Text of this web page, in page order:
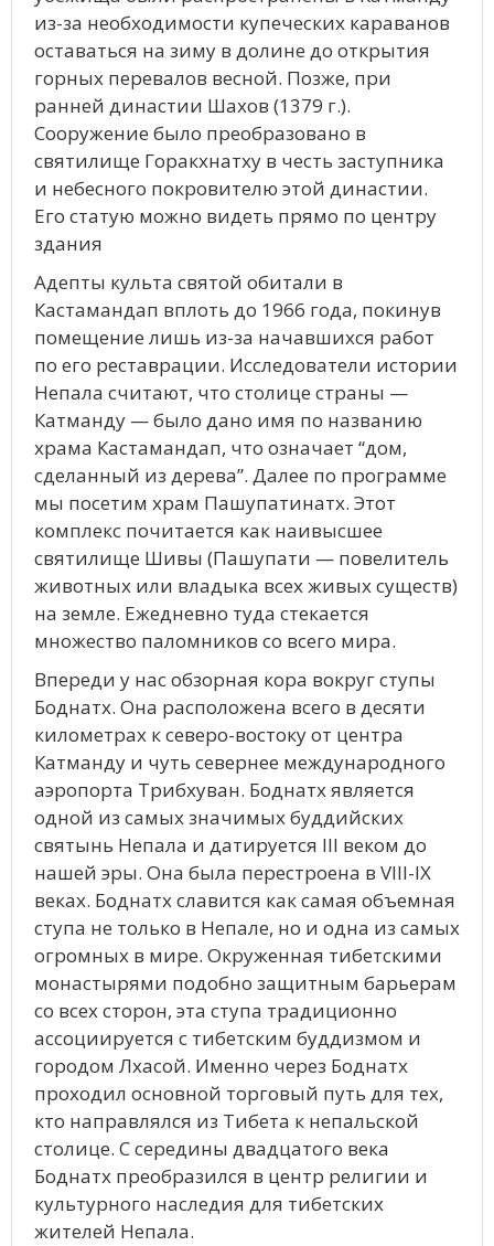
из-за необходимости купеческих караванов
оставаться на зиму в долине до открытия
горных перевалов весной. Позже, при
ранней династии Шахов (1379 г.).
Сооружение было преобразовано в
святилище Горакхнатху в честь заступника
и небесного покровителю этой династии.
Его статую можно видеть прямо по центру
здания
Адепты культа святой обитали в
Кастамандап вплоть до 1966 года, покинув
помещение лишь из-за начавшихся работ
по его реставрации. Исследователи истории
Непала считают, что столице страны —
Катманду — было дано имя по названию
храма Кастамандап, что означает “дом,
сделанный из дерева”. Далее по программе
мы посетим храм Пашупатинатх. Этот
комплекс почитается как наивысшее
святилище Шивы (Пашупати — повелитель
животных или владыка всех живых существ)
на земле. Ежедневно туда стекается
множество паломников со всего мира.
Впереди у нас обзорная кора вокруг ступы
Боднатх. Она расположена всего в десяти
километрах к северо-востоку от центра
Катманду и чуть севернее международного
аэропорта Трибхуван. Боднатх является
одной из самых значимых буддийских
святынь Непала и датируется III веком до
нашей эры. Она была перестроена в VIII-IX
веках. Боднатх славится как самая объемная
ступа не только в Непале, но и одна из самых
огромных в мире. Окруженная тибетскими
монастырями подобно защитным барьерам
со всех сторон, эта ступа традиционно
ассоциируется с тибетским буддизмом и
городом Лхасой. Именно через Боднатх
проходил основной торговый путь для тех,
кто направлялся из Тибета к непальской
столице. С середины двадцатого века
Боднатх преобразился в центр религии и
культурного наследия для тибетских
жителей Непала.